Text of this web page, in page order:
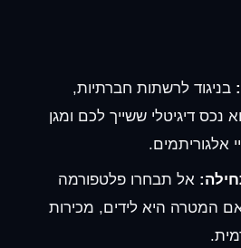
בניגוד לרשתות חברתיות,
נכס דיגיטלי ששייך לכם ומגן
אלגוריתמים.
אל תבחרו פלטפורמה
המטרה היא לידים, מכירות